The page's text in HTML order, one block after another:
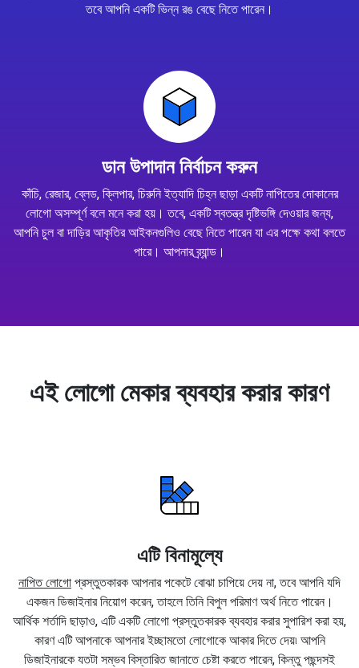
তবে আপনি একটি ভিন্ন রঙ বেছে নিতে পারেন।
ডান উপাদান নির্বাচন করুন
কাঁচি, রেজার, ব্লেড, ক্লিপার, চিরুনি ইত্যাদি চিহ্ন ছাড়া একটি নাপিতের দোকানের
লোগো অসম্পূর্ণ বলে মনে করা হয়। তবে, একটি স্বতন্ত্র দৃষ্টিভঙ্গি দেওয়ার জন্য,
আপনি চুল বা দাড়ির আকৃতির আইকনগুলিও বেছে নিতে পারেন যা এর পক্ষে কথা বলতে
পারে। আপনার ব্র্যান্ড।
এই লোগো মেকার ব্যবহার করার কারণ
এটি বিনামূল্যে
নাপিত লোগো প্রস্তুতকারক আপনার পকেটে বোঝা চাপিয়ে দেয় না, তবে আপনি যদি
একজন ডিজাইনার নিয়োগ করেন, তাহলে তিনি বিপুল পরিমাণ অর্থ নিতে পারেন।
আর্থিক শর্তাদি ছাড়াও, এটি একটি লোগো প্রস্তুতকারক ব্যবহার করার সুপারিশ করা হয়,
কারণ এটি আপনাকে আপনার ইচ্ছামতো লোগোকে আকার দিতে দেয়৷ আপনি
ডিজাইনারকে যতটা সম্ভব বিস্তারিত জানাতে চেষ্টা করতে পারেন, কিন্তু পছন্দসই